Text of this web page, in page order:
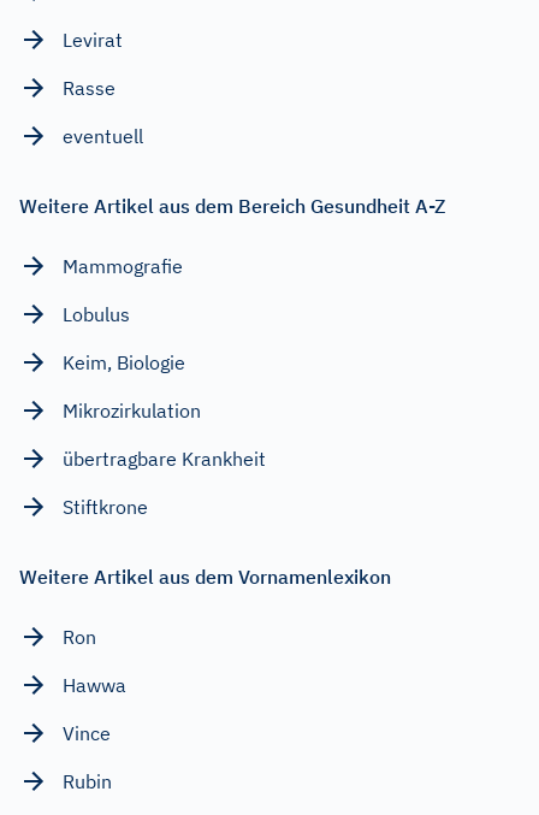
Levirat
Rasse
eventuell
Weitere Artikel aus dem Bereich Gesundheit A-Z
Mammografie
Lobulus
Keim, Biologie
Mikrozirkulation
übertragbare Krankheit
Stiftkrone
Weitere Artikel aus dem Vornamenlexikon
Ron
Hawwa
Vince
Rubin